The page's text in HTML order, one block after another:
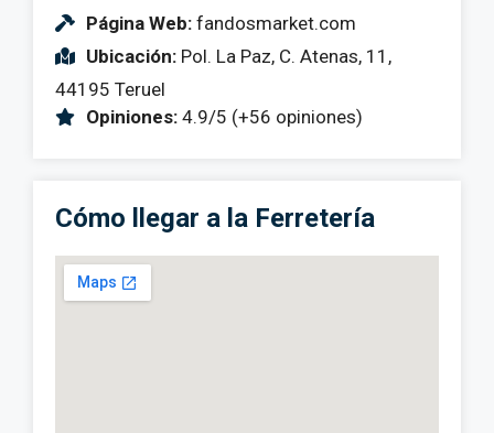
Página Web: fandosmarket.com
Ubicación: Pol. La Paz, C. Atenas, 11,
44195 Teruel
Opiniones: 4.9/5 (+56 opiniones)
Cómo llegar a la Ferretería